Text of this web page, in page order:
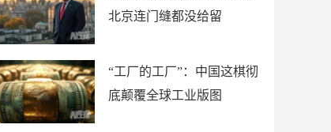
北京连门缝都没给留
“工厂的工厂”：中国这棋彻
底颠覆全球工业版图